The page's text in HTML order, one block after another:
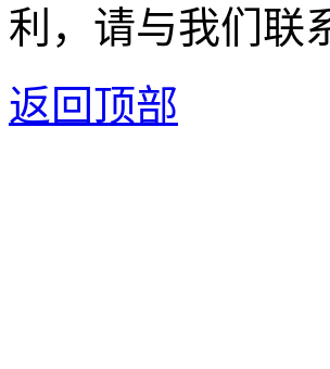
利，请与我们联
返回顶部